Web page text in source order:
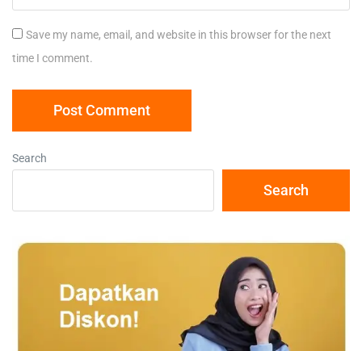
Save my name, email, and website in this browser for the next
time I comment.
Search
Search